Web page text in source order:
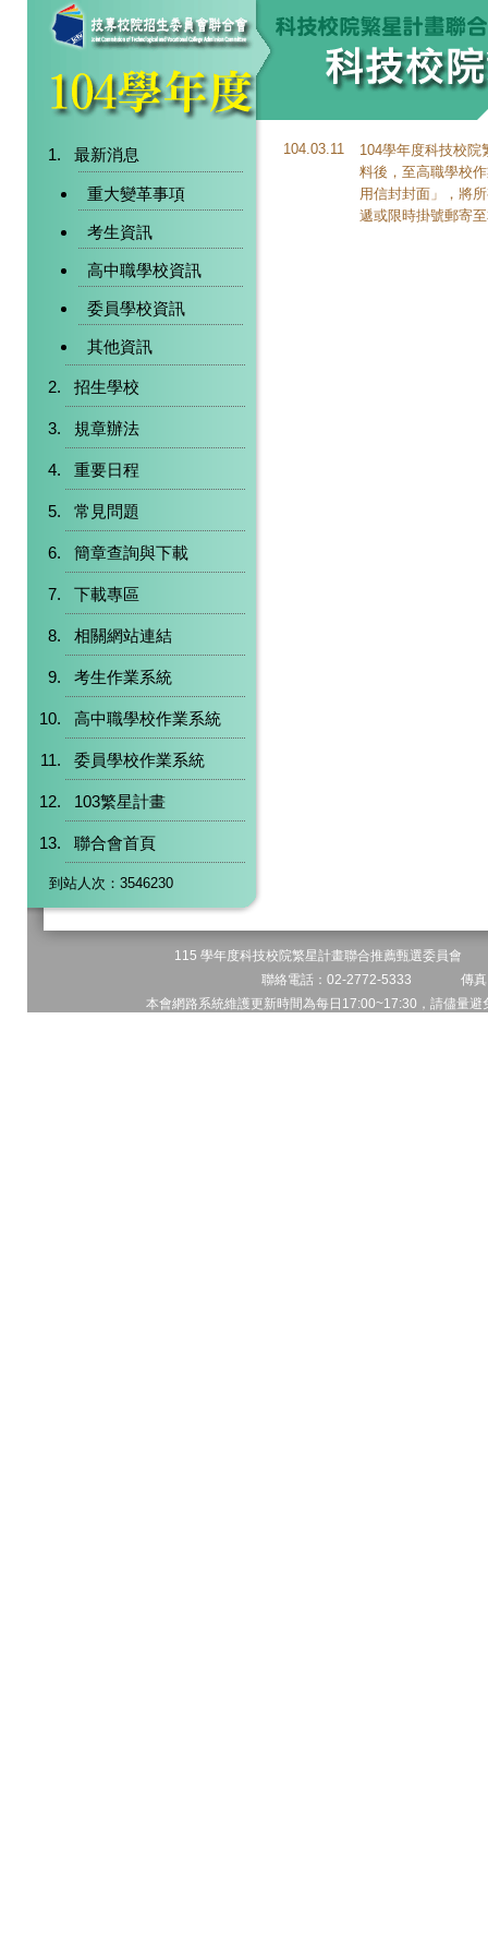
最新消息
重大變革事項
考生資訊
高中職學校資訊
委員學校資訊
其他資訊
招生學校
規章辦法
重要日程
常見問題
簡章查詢與下載
下載專區
相關網站連結
考生作業系統
高中職學校作業系統
委員學校作業系統
103繁星計畫
聯合會首頁
到站人次：3546230
104.03.11
104學年度科技校
料後，至高職學校
用信封封面」，將
遞或限時掛號郵寄
115 學年度科技校院繁星計畫聯合推薦甄選委員會
聯絡電話：02-2772-5333 傳
本會網路系統維護更新時間為每日17:00~17:30，請儘量